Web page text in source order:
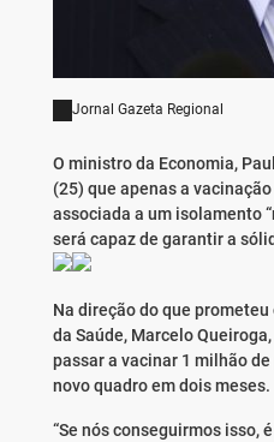
Jornal Gazeta Regional
O ministro da Economia,
(25) que apenas a
associada a um isolamento
será capaz de garantir a
Na direção do que
da Saúde, Marcelo
passar a vacinar 1 milhão
novo quadro em dois meses.
“Se nós conseguirmos isso,